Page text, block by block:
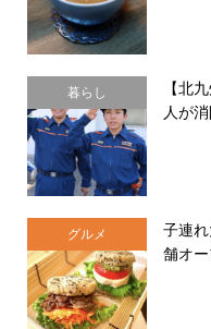
暮らし
【北
人が
グルメ
子連
舗オ